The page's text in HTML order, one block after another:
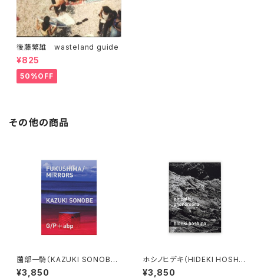
後藤繁雄 wasteland guide
¥825
50%OFF
その他の商品
薗部一騎（KAZUKI SONOBE）
FUKUSHIMA/MIRRORS
¥3,850
ホシノヒデキ（HIDEKI HOSHIN
O）empathic phenomena
¥3,850